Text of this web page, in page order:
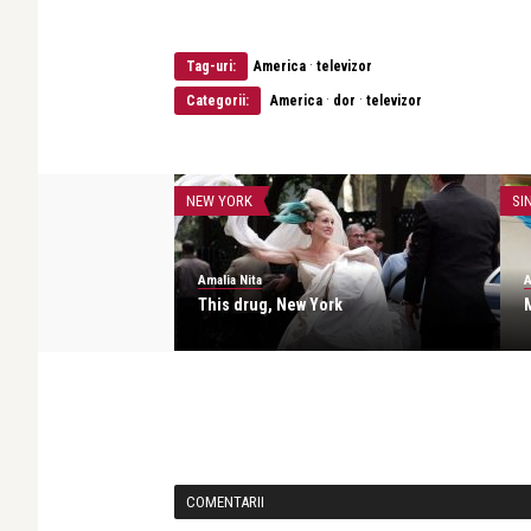
Tag-uri: America · televizor
Categorii: America · dor · televizor
NEW YORK
Amalia Nita
This drug, New York
COMENTARII